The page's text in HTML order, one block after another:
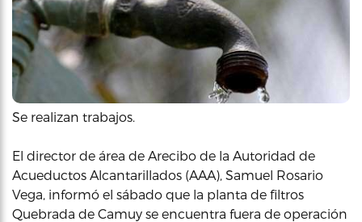
Se realizan trabajos.
El director de área de Arecibo de la Autoridad de
Acueductos Alcantarillados (AAA), Samuel Rosario
Vega, informó el sábado que la planta de filtros
Quebrada de Camuy se encuentra fuera de operación